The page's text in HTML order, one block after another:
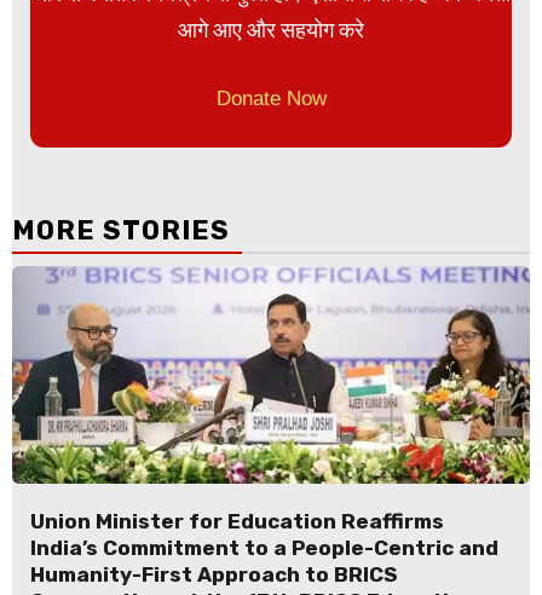
आगे आए और सहयोग करे
Donate Now
MORE STORIES
Union Minister for Education Reaffirms
India’s Commitment to a People-Centric and
Humanity-First Approach to BRICS